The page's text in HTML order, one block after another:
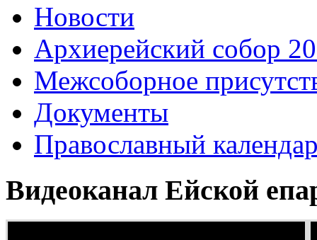
Новости
Архиерейский собор
Межсоборное
Документы
Православный
Видеоканал Ейской